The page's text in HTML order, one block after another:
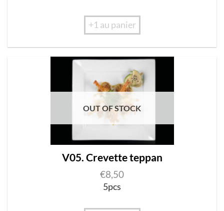
+1 au panier
OUT OF STOCK
V05. Crevette teppan
€8,50
5pcs